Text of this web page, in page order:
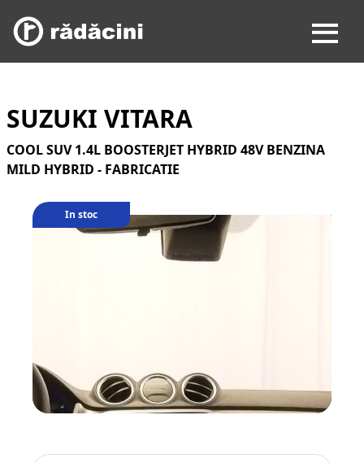
SUZUKI VITARA
COOL SUV 1.4L BOOSTERJET HYBRID 48V BENZINA
MILD HYBRID - FABRICATIE
In stoc